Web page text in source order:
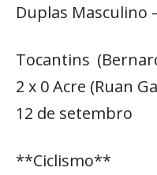
Duplas Masculino
Tocantins
2 x 0 Acre (Ruan
12 de setembro
**Ciclismo**